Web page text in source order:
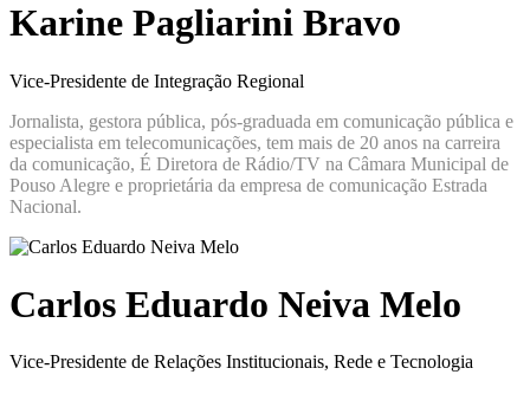
Karine Pagliarini Bravo
Vice-Presidente de Integração Regional
Jornalista, gestora pública, pós-graduada em comunicação pública e
especialista em telecomunicações, tem mais de 20 anos na carreira
da comunicação, É Diretora de Rádio/TV na Câmara Municipal de
Pouso Alegre e proprietária da empresa de comunicação Estrada
Nacional.
Carlos Eduardo Neiva Melo
Vice-Presidente de Relações Institucionais, Rede e Tecnologia